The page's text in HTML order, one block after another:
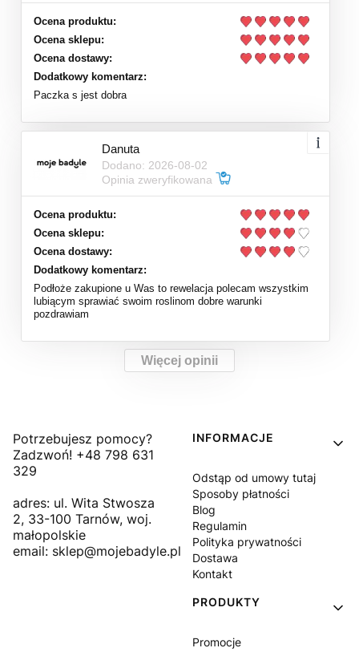
Ocena produktu:
Ocena sklepu:
Ocena dostawy:
Dodatkowy komentarz:
Paczka s jest dobra
Danuta
Dodano: 2026-08-02
Opinia zweryfikowana
Ocena produktu:
Ocena sklepu:
Ocena dostawy:
Dodatkowy komentarz:
Podłoże zakupione u Was to rewelacja polecam wszystkim
lubiącym sprawiać swoim roslinom dobre warunki
pozdrawiam
Więcej opinii
Potrzebujesz pomocy?
Zadzwoń! +48 798 631
329
adres: ul. Wita Stwosza
2, 33-100 Tarnów, woj.
małopolskie
email: sklep@mojebadyle.pl
Linki w stopce
INFORMACJE
Odstąp od umowy tutaj
Sposoby płatności
Blog
Regulamin
Polityka prywatności
Dostawa
Kontakt
PRODUKTY
Promocje